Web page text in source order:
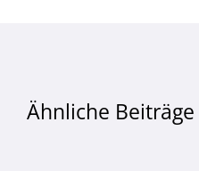
Ähnliche Beiträge